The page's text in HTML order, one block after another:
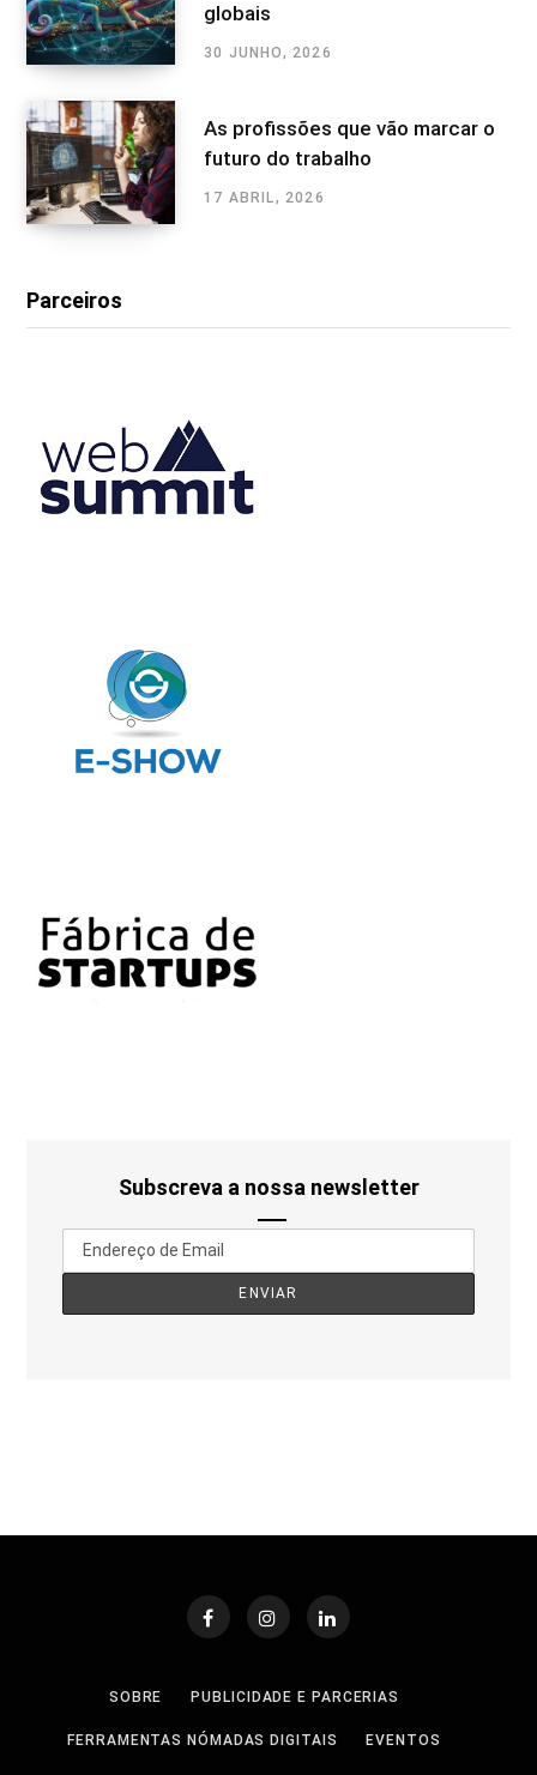
globais
30 JUNHO, 2026
As profissões que vão marcar o
futuro do trabalho
17 ABRIL, 2026
Parceiros
Subscreva a nossa newsletter
SOBRE PUBLICIDADE E PARCERIAS
FERRAMENTAS NÓMADAS DIGITAIS EVENTOS